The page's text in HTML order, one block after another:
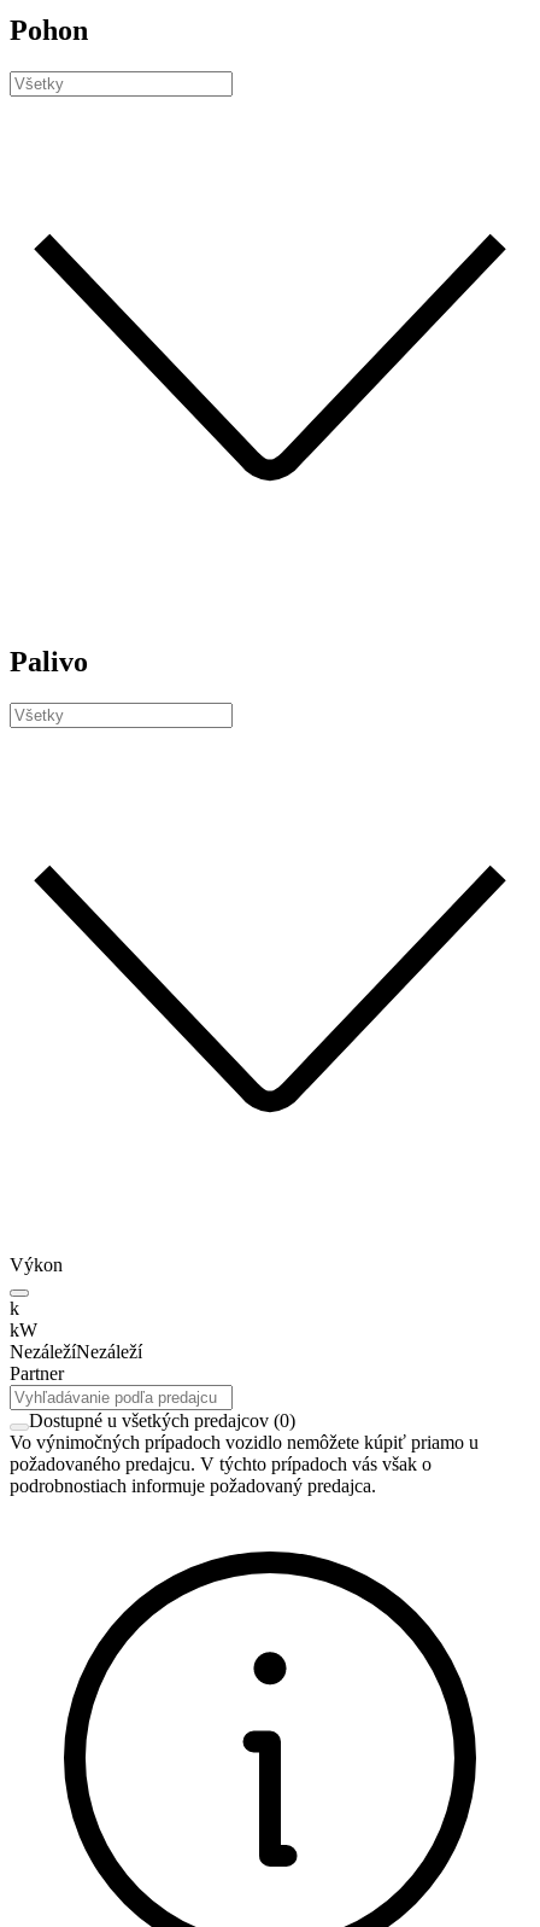
Pohon
Palivo
Výkon
k
kW
NezáležíNezáleží
Partner
Dostupné u všetkých predajcov (0)
Vo výnimočných prípadoch vozidlo nemôžete kúpiť priamo u
požadovaného predajcu. V týchto prípadoch vás však o
podrobnostiach informuje požadovaný predajca.